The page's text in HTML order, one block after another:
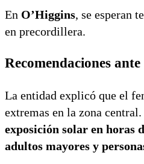
En O’Higgins, se esperan
en precordillera.
Recomendaciones
La entidad explicó que el
extremas en la zona central.
exposición solar en horas
adultos mayores y